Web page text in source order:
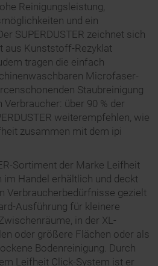
Reinigungsleistung,
und ein
SUPERDUSTER zeichnet sich
aus Kunststoff-Rezyklat
tragen die einfach
Microfaser-
Staubreinigung
Verbraucher: über 90 % der
weiterempfehlen, wie
zusammen mit dem ipi
Sortiment der Marke Leifheit
Handel erhältlich und deckt
Verbraucherbedürfnisse gezielt
Ausführung für kleinere
in der XL-
oder größere Flächen oder als
Bodenreinigung. Durch
Leifheit Click-System ist er